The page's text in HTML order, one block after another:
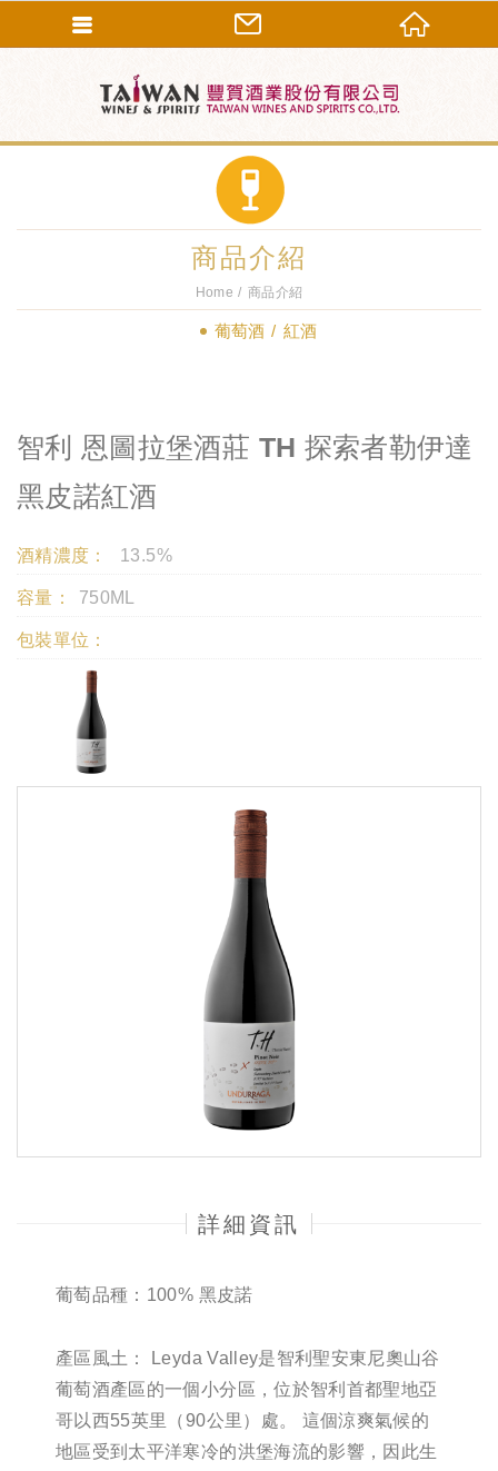
商品介紹
Home 商品介紹
葡萄酒 紅酒
智利 恩圖拉堡酒莊 TH 探索者勒伊達
黑皮諾紅酒
酒精濃度： 13.5%
容量： 750ML
包裝單位：
詳細資訊
葡萄品種：100% 黑皮諾
產區風土： Leyda Valley是智利聖安東尼奧山谷
葡萄酒產區的一個小分區，位於智利首都聖地亞
哥以西55英里（90公里）處。 這個涼爽氣候的
地區受到太平洋寒冷的洪堡海流的影響，因此生